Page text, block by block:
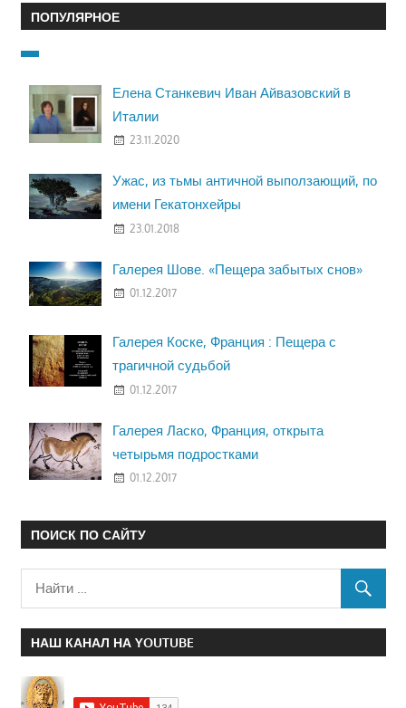
ПОПУЛЯРНОЕ
Елена Станкевич Иван Айвазовский в
Италии
23.11.2020
Ужас, из тьмы античной выползающий, по
имени Гекатонхейры
23.01.2018
Галерея Шове. «Пещера забытых снов»
01.12.2017
Галерея Коске, Франция : Пещера с
трагичной судьбой
01.12.2017
Галерея Ласко, Франция, открыта
четырьмя подростками
01.12.2017
ПОИСК ПО САЙТУ
НАШ КАНАЛ НА YOUTUBE